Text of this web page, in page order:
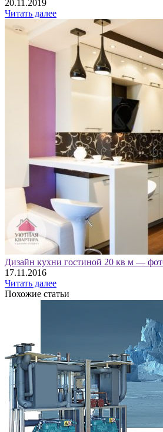
20.11.2019
Читать далее
Дизайн кухни гостиной 20 кв м —
17.11.2016
Читать далее
Похожие статьи